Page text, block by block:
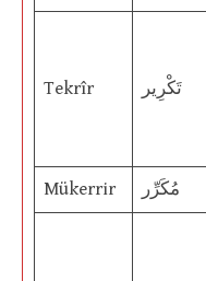
Tekrîr تَكْرِير
Mükerrir مُكَرِّر